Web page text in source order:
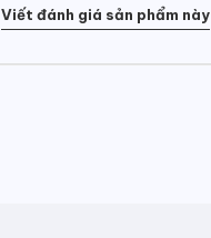
Viết đánh giá sản phẩm này